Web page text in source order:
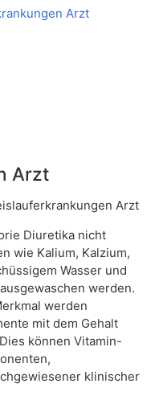
Arzt
Arzt
Diuretika nicht
wie Kalium, Kalzium,
Wasser und
werden.
werden
mit dem Gehalt
können Vitamin-
klinischer